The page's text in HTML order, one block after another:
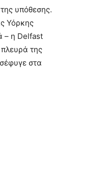
υπόθεσης.
Υόρκης
– η Delfast
της
στα